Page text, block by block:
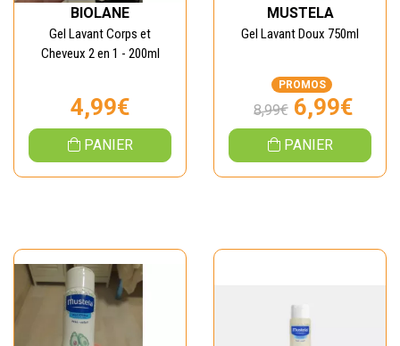
BIOLANE
Gel Lavant Corps et
Cheveux 2 en 1 - 200ml
4,99€
PANIER
MUSTELA
Gel Lavant Doux 750ml
PROMOS
8,99€ 6,99€
PANIER